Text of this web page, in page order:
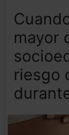
mayor
riesgo